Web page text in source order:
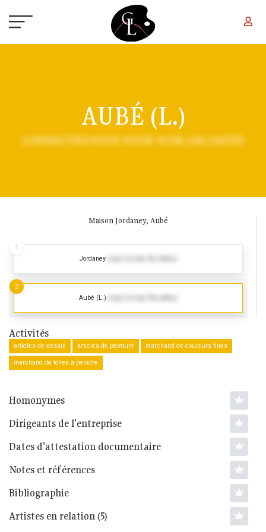
AUBÉ (L.)
CONNECTEZ-VOUS POUR VOIR LES DATES
Maison Jordaney, Aubé
Jordaney
1
Aubé (L.)
2
Activités
articles de dessin articles de peinture marchand de couleurs fines
marchand de toiles à peindre
Homonymes
Dirigeants de l'entreprise
Dates d'attestation documentaire
Notes et références
Bibliographie
Artistes en relation (5)